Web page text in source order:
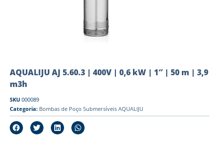
AQUALIJU AJ 5.60.3 | 400V | 0,6 kW | 1″ | 50 m | 3,9
m3h
SKU 000089
Categoria: Bombas de Poço Submersíveis AQUALIJU